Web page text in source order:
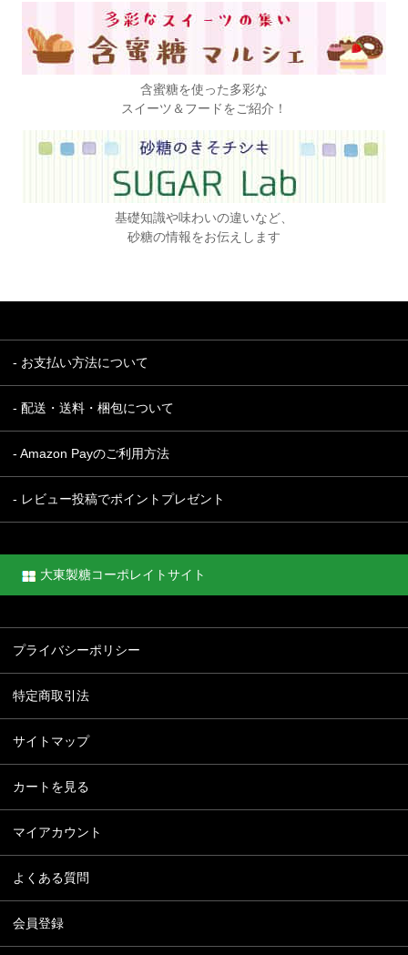
含蜜糖を使った多彩な
スイーツ＆フードをご紹介！
基礎知識や味わいの違いなど、
砂糖の情報をお伝えします
- お支払い方法について
- 配送・送料・梱包について
- Amazon Payのご利用方法
- レビュー投稿でポイントプレゼント
大東製糖コーポレイトサイト
プライバシーポリシー
特定商取引法
サイトマップ
カートを見る
マイアカウント
よくある質問
会員登録